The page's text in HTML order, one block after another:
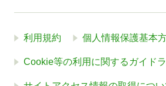
利用規約 個人情報保護基本
Cookie等の利用に関するガイド